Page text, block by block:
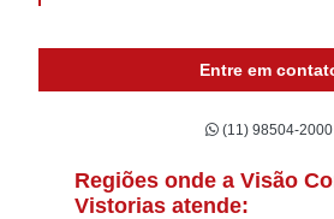
Entre em
(11) 98504-2000
Regiões onde a Visão
Vistorias atende: